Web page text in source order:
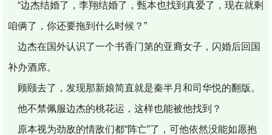
“边杰结婚了，李翔结婚了，甄本也找到真爱了，现在就剩
咱俩了，你还要拖到什么时候？”
边杰在国外认识了一个书香门第的亚裔女子，闪婚后回国
补办酒席。
顾颐去了，发现那新娘简直就是秦半月和司华悦的翻版。
他不禁佩服边杰的桃花运，这样也能被他找到？
原本视为劲敌的情敌们都“阵亡”了，可他依然没能如愿抱